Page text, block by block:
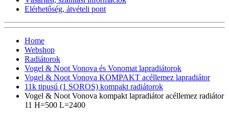
Elérhetőség, átvételi pont
Home
Webshop
Radiátorok
Vogel & Noot Vonova és Vonomat lapradiátorok
Vogel & Noot Vonova KOMPAKT acéllemez lapradiátor
11k tipusú (1 SOROS) kompakt radiátorok
Vogel & Noot Vonova kompakt lapradiátor acéllemez radiátor
11 H=500 L=2400